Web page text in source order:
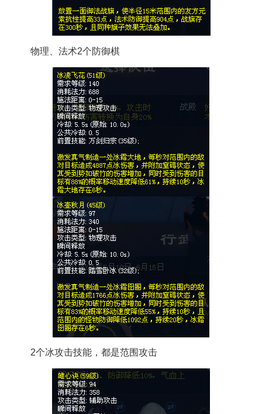
物理、法术2个防御棋
2个冰攻击技能，都是范围攻击